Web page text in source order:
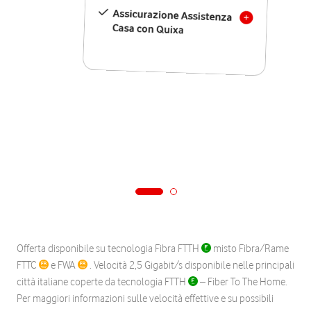
Assicurazione Assistenza
Casa con Quixa
Offerta disponibile su tecnologia Fibra FTTH
misto Fibra/Rame
FTTC
e FWA
. Velocità 2,5 Gigabit/s disponibile nelle principali
città italiane coperte da tecnologia FTTH
– Fiber To The Home.
Per maggiori informazioni sulle velocità effettive e su possibili